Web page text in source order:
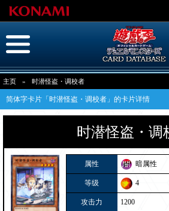
主页 » 时潜怪盗・调校者
简体字卡片「时潜怪盗・调校者」的卡片详情
时潜怪盗・调
属性 暗属性
等级 4
攻击力 1200